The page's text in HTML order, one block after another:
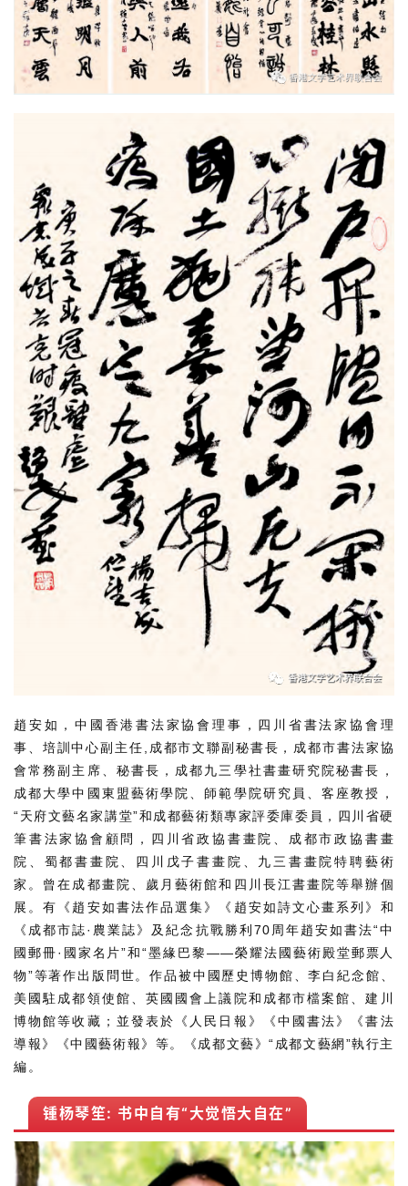
趙安如，中國香港書法家協會理事，四川省書法家協會理
事、培訓中心副主任,成都市文聯副秘書長，成都市書法家協
會常務副主席、秘書長，成都九三學社書畫研究院秘書長，
成都大學中國東盟藝術學院、師範學院研究員、客座教授，
“天府文藝名家講堂”和成都藝術類專家評委庫委員，四川省硬
筆書法家協會顧問，四川省政協書畫院、成都市政協書畫
院、蜀都書畫院、四川戊子書畫院、九三書畫院特聘藝術
家。曾在成都畫院、歲月藝術館和四川長江書畫院等舉辦個
展。有《趙安如書法作品選集》《趙安如詩文心畫系列》和
《成都市誌·農業誌》及紀念抗戰勝利70周年趙安如書法“中
國郵冊·國家名片”和“墨緣巴黎——榮耀法國藝術殿堂郵票人
物”等著作出版問世。作品被中國歷史博物館、李白紀念館、
美國駐成都領使館、英國國會上議院和成都市檔案館、建川
博物館等收藏；並發表於《人民日報》《中國書法》《書法
導報》《中國藝術報》等。《成都文藝》“成都文藝網”執行主
編。
锺杨琴笙: 书中自有“大觉悟大自在”